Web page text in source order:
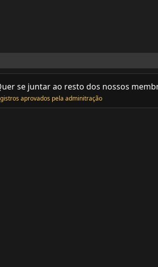
se juntar ao resto dos nossos
aprovados pela adminitração